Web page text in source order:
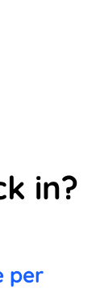
in?
per